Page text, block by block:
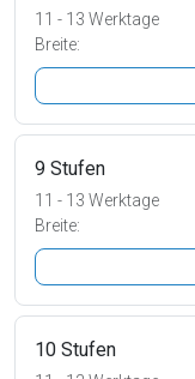
11 - 13 Werktage
Breite:
9 Stufen
11 - 13 Werktage
Breite:
10 Stufen